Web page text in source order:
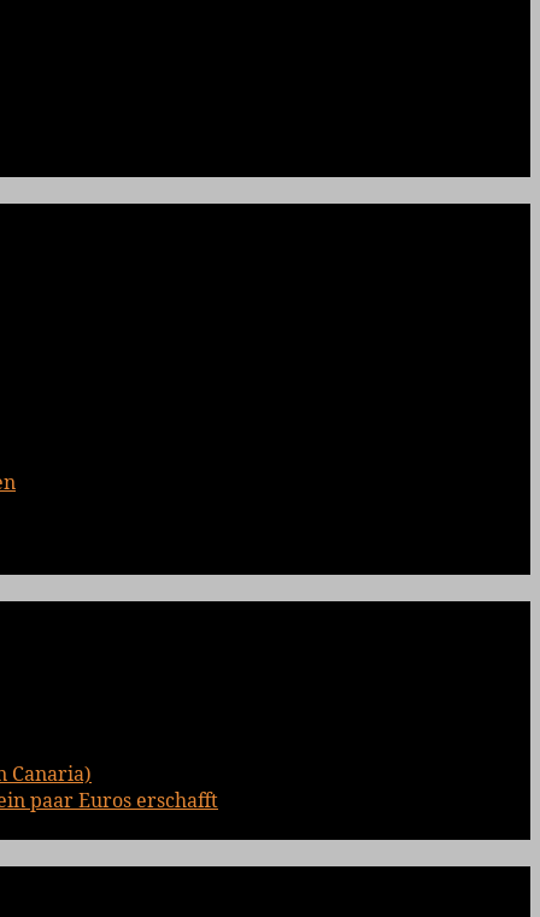
Canaria)
paar Euros erschafft